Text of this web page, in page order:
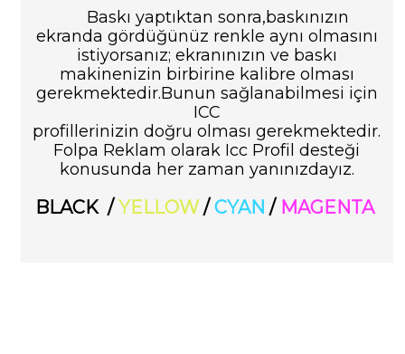
Baskı yaptıktan sonra,baskınızın
ekranda gördüğünüz renkle aynı olmasını
istiyorsanız; ekranınızın ve baskı
makinenizin birbirine kalibre olması
gerekmektedir.Bunun sağlanabilmesi için
ICC
profillerinizin doğru olması gerekmektedir.
Folpa Reklam olarak Icc Profil desteği
konusunda her zaman yanınızdayız.
BLACK /YELLOW/CYAN / MAGENTA